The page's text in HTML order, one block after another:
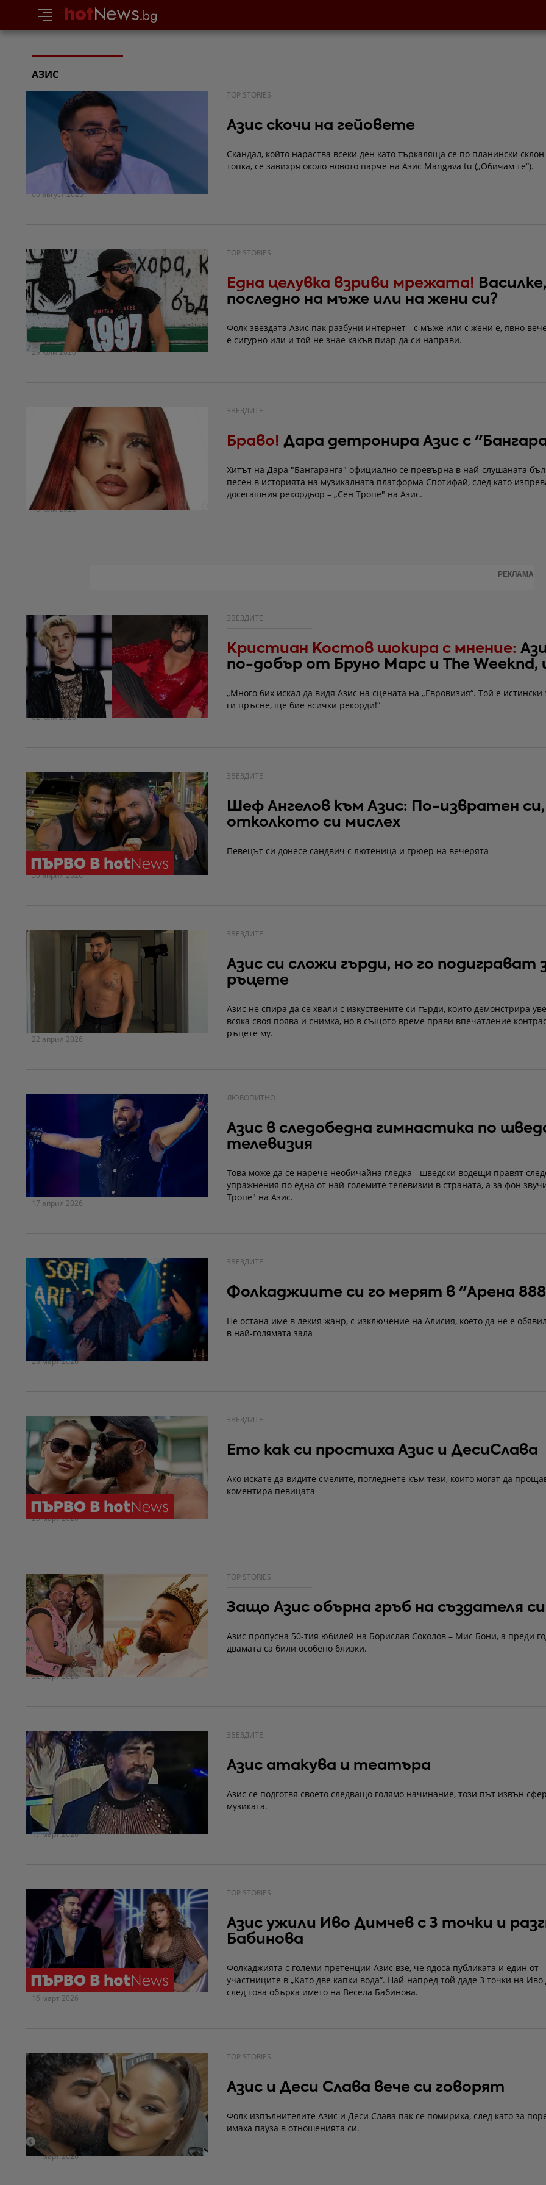
АЗИС
TOP STORIES
Азис скочи на гейовете
Скандал, който нараства всеки ден като търкаляща се по планински
топка, се завихря около новото парче на Азис Mangava tu („Обичам те“).
06 август 2026
TOP STORIES
Една целувка взриви мрежата! Василке,
последно на мъже или на жени си?
Фолк звездата Азис пак разбуни интернет - с мъже или с жени е, явно
е сигурно или и той не знае какъв пиар да си направи.
29 юли 2026
ЗВЕЗДИТЕ
Браво! Дара детронира Азис с
Хитът на Дара "Бангаранга" официално се превърна в най-слушаната
песен в историята на музикалната платформа Спотифай, след като
досегашния рекордьор – „Сен Тропе" на Азис.
10 юли 2026
ЗВЕЗДИТЕ
Кристиан Костов шокира с мнение:
по-добър от Бруно Марс и The Weeknd,
„Много бих искал да видя Азис на сцената на „Евровизия“. Той е
ги пръсне, ще бие всички рекорди!“
02 юли 2026
ЗВЕЗДИТЕ
Шеф Ангелов към Азис: По-извратен си,
отколкото си мислех
Певецът си донесе сандвич с лютеница и грюер на вечерята
30 април 2026
ЗВЕЗДИТЕ
Азис си сложи гърди, но го подиграват
ръцете
Азис не спира да се хвали с изкуствените си гърди, които демонстрира
всяка своя поява и снимка, но в същото време прави впечатление
ръцете му.
22 април 2026
ЛЮБОПИТНО
Азис в следобедна гимнастика по
телевизия
Това може да се нарече необичайна гледка - шведски водещи правят
упражнения по една от най-големите телевизии в страната, а за фон
Тропе" на Азис.
17 април 2026
ЗВЕЗДИТЕ
Фолкаджиите си го мерят в "Арена
Не остана име в лекия жанр, с изключение на Алисия, което да не е
в най-голямата зала
28 март 2026
ЗВЕЗДИТЕ
Ето как си простиха Азис и ДесиСлава
Ако искате да видите смелите, погледнете към тези, които могат да
коментира певицата
25 март 2026
TOP STORIES
Защо Азис обърна гръб на създателя
Азис пропусна 50-тия юбилей на Борислав Соколов – Мис Бони, а преди
двамата са били особено близки.
22 март 2026
ЗВЕЗДИТЕ
Азис атакува и театъра
Азис се подготвя своето следващо голямо начинание, този път извън
музиката.
17 март 2026
TOP STORIES
Азис ужили Иво Димчев с 3 точки и
Бабинова
Фолкаджията с големи претенции Азис взе, че ядоса публиката и един от
участниците в „Като две капки вода“. Най-напред той даде 3 точки на
след това обърка името на Весела Бабинова.
16 март 2026
TOP STORIES
Азис и Деси Слава вече си говорят
Фолк изпълнителите Азис и Деси Слава пак се помириха, след като за
имаха пауза в отношенията си.
11 март 2026
РЕКЛАМА